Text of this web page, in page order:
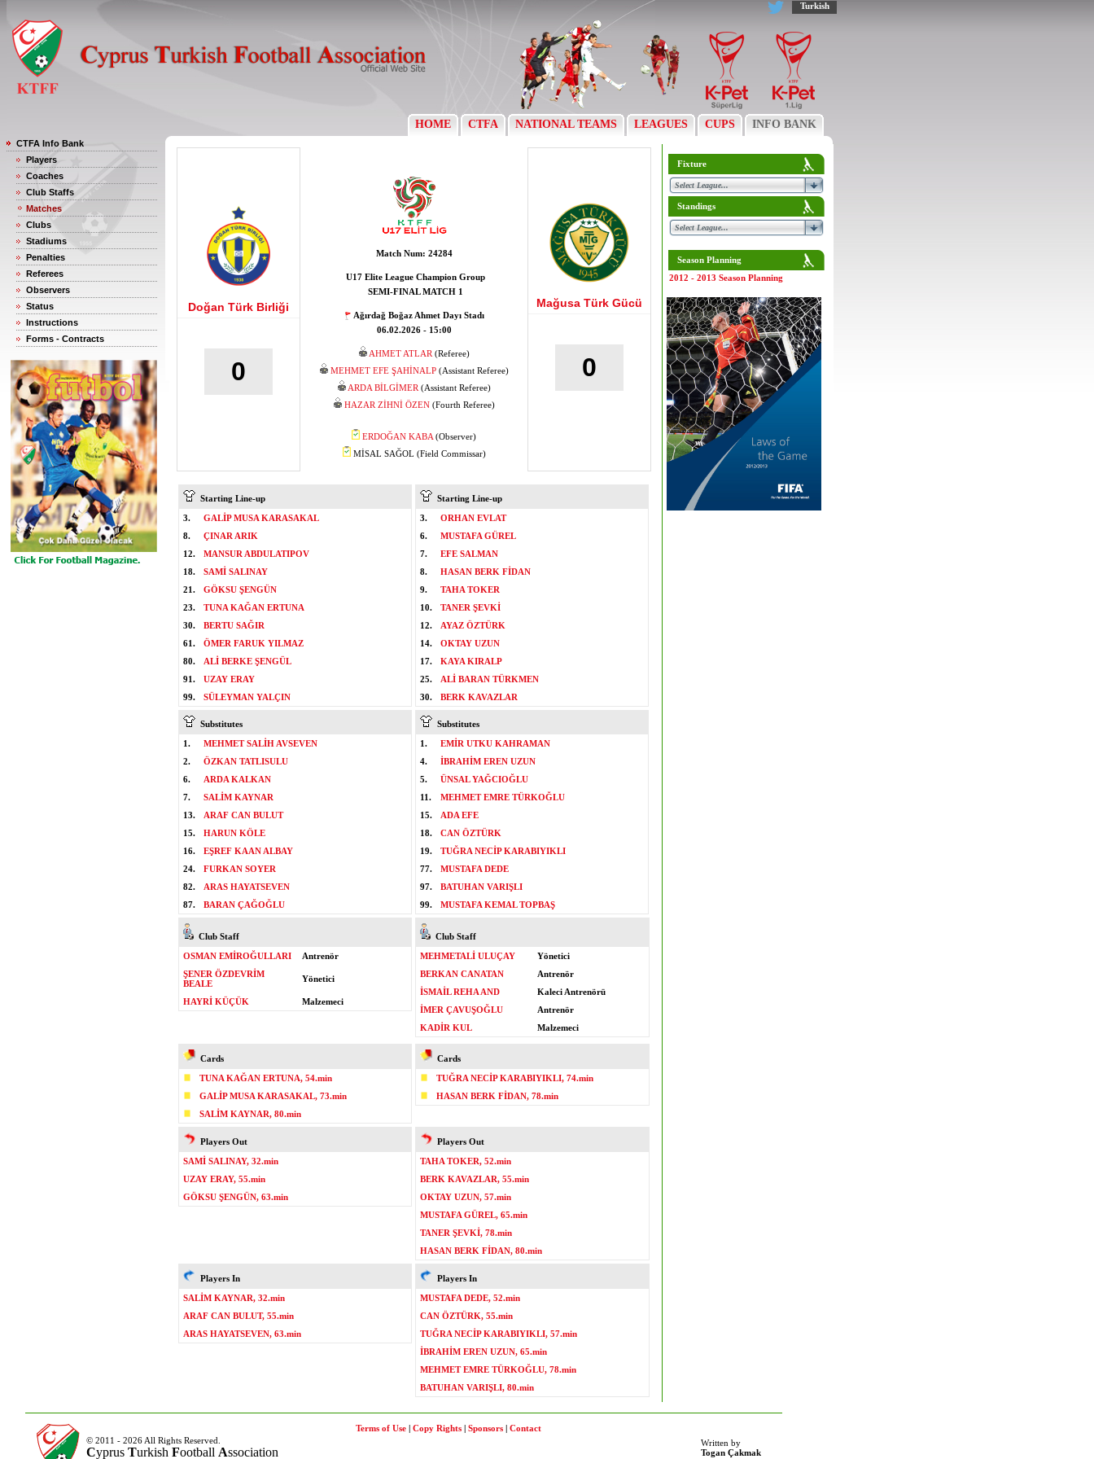
Turkish
HOME CTFA NATIONAL TEAMS LEAGUES CUPS INFO BANK
CTFA Info Bank
Players
Coaches
Club Staffs
Matches
Clubs
Stadiums
Penalties
Referees
Observers
Status
Instructions
Forms - Contracts
Doğan Türk Birliği
0
Match Num: 24284
U17 Elite League Champion Group
SEMI-FINAL MATCH 1
Ağırdağ Boğaz Ahmet Dayı Stadı
06.02.2026 - 15:00
AHMET ATLAR (Referee)
MEHMET EFE ŞAHİNALP(Assistant Referee)
ARDA BİLGİMER (Assistant Referee)
HAZAR ZİHNİ ÖZEN(Fourth Referee)
ERDOĞAN KABA (Observer)
MİSAL SAĞOL (Field Commissar)
Mağusa Türk Gücü
0
Starting Line-up
3.
GALİP MUSA KARASAKAL
8.
ÇINAR ARIK
12.
MANSUR ABDULATIPOV
18.
SAMİ SALINAY
21.
GÖKSU ŞENGÜN
23.
TUNA KAĞAN ERTUNA
30.
BERTU SAĞIR
61.
ÖMER FARUK YILMAZ
80.
ALİ BERKE ŞENGÜL
91.
UZAY ERAY
99.
SÜLEYMAN YALÇIN
Starting Line-up
3.
ORHAN EVLAT
6.
MUSTAFA GÜREL
7.
EFE SALMAN
8.
HASAN BERK FİDAN
9.
TAHA TOKER
10.
TANER ŞEVKİ
12.
AYAZ ÖZTÜRK
14.
OKTAY UZUN
17.
KAYA KIRALP
25.
ALİ BARAN TÜRKMEN
30.
BERK KAVAZLAR
Substitutes
1.
MEHMET SALİH AVSEVEN
2.
ÖZKAN TATLISULU
6.
ARDA KALKAN
7.
SALİM KAYNAR
13.
ARAF CAN BULUT
15.
HARUN KÖLE
16.
EŞREF KAAN ALBAY
24.
FURKAN SOYER
82.
ARAS HAYATSEVEN
87.
BARAN ÇAĞOĞLU
Substitutes
1.
EMİR UTKU KAHRAMAN
4.
İBRAHİM EREN UZUN
5.
ÜNSAL YAĞCIOĞLU
11.
MEHMET EMRE TÜRKOĞLU
15.
ADA EFE
18.
CAN ÖZTÜRK
19.
TUĞRA NECİP KARABIYIKLI
77.
MUSTAFA DEDE
97.
BATUHAN VARIŞLI
99.
MUSTAFA KEMAL TOPBAŞ
Club Staff
OSMAN EMİROĞULLARI
Antrenör
ŞENER ÖZDEVRİM
BEALE
Yönetici
HAYRİ KÜÇÜK Malzemeci
Club Staff
MEHMETALİ ULUÇAY
Yönetici
BERKAN CANATAN
Antrenör
İSMAİL REHA AND
Kaleci Antrenörü
İMER ÇAVUŞOĞLU
Antrenör
KADİR KUL
Malzemeci
Cards
TUNA KAĞAN ERTUNA, 54.min
GALİP MUSA KARASAKAL, 73.min
SALİM KAYNAR, 80.min
Cards
TUĞRA NECİP KARABIYIKLI, 74.min
HASAN BERK FİDAN, 78.min
Players Out
SAMİ SALINAY, 32.min
UZAY ERAY, 55.min
GÖKSU ŞENGÜN, 63.min
Players Out
TAHA TOKER, 52.min
BERK KAVAZLAR, 55.min
OKTAY UZUN, 57.min
MUSTAFA GÜREL, 65.min
TANER ŞEVKİ, 78.min
HASAN BERK FİDAN, 80.min
Players In
SALİM KAYNAR, 32.min
ARAF CAN BULUT, 55.min
ARAS HAYATSEVEN, 63.min
Players In
MUSTAFA DEDE, 52.min
CAN ÖZTÜRK, 55.min
TUĞRA NECİP KARABIYIKLI, 57.min
İBRAHİM EREN UZUN, 65.min
MEHMET EMRE TÜRKOĞLU, 78.min
BATUHAN VARIŞLI, 80.min
Fixture
Standings
Season Planning
2012 - 2013 Season Planning
© 2011 - 2026 All Rights Reserved.
Cyprus Turkish Football Association
Terms of Use | Copy Rights | Sponsors | Contact
Written by
Togan Çakmak